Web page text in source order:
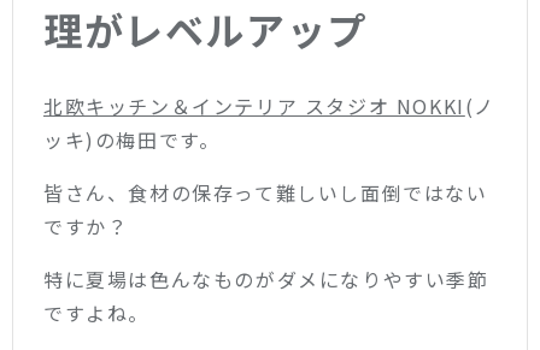
理がレベルアップ
北欧キッチン＆インテリア スタジオ NOKKI(ノ
ッキ)の梅田です。
皆さん、食材の保存って難しいし面倒ではない
ですか？
特に夏場は色んなものがダメになりやすい季節
ですよね。